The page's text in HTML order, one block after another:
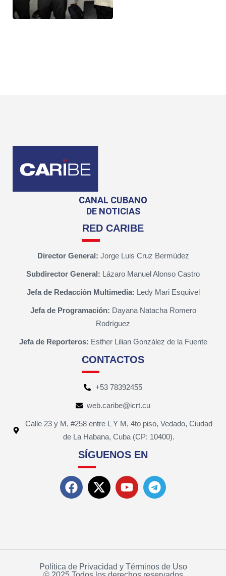
CANAL CUBANO
DE NOTICIAS
RED CARIBE
Director General: Jorge Luis Cruz Bermúdez
Subdirector General: Lázaro Manuel Alonso Castro
Jefa de Redacción Multimedia: Ledy Mari Esquivel
Jefa de Programación: Dayana Natacha Romero
Rodríguez
Jefa de Reporteros: Esther Lilian González de la Fuente
CONTACTOS
+53 78392455
web.caribe@icrt.cu
Calle 23 y M, #258 entre L Y M, 4to piso, Vedado, Ciudad
de La Habana, Cuba (CP: 10400).
SÍGUENOS EN
Política de Privacidad y Términos de Uso